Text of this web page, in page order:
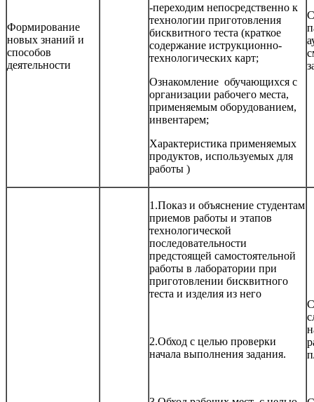
Формирование
новых знаний и
способов
деятельности
-переходим непосредственно к
технологии приготовления
бисквитного теста (краткое
содержание иструкционно-
технологических карт;
Ознакомление обучающихся с
организации рабочего места,
применяемым оборудованием,
инвентарем;
Характеристика применяемых
продуктов, используемых для
работы )
1.Показ и объяснение студентам
приемов работы и этапов
технологической
последовательности
предстоящей самостоятельной
работы в лаборатории при
приготовлении бисквитного
теста и изделия из него
2.Обход с целью проверки
начала выполнения задания.